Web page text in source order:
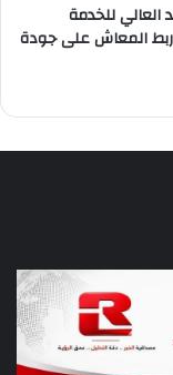
للخدمة
ربط المعاش على جودة